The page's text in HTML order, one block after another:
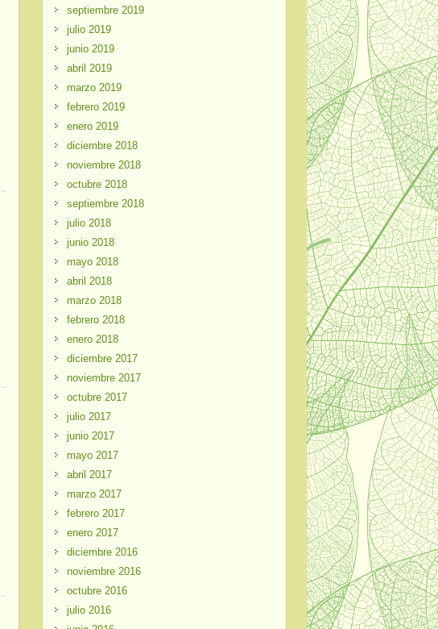
septiembre 2019
julio 2019
junio 2019
abril 2019
marzo 2019
febrero 2019
enero 2019
diciembre 2018
noviembre 2018
octubre 2018
septiembre 2018
julio 2018
junio 2018
mayo 2018
abril 2018
marzo 2018
febrero 2018
enero 2018
diciembre 2017
noviembre 2017
octubre 2017
julio 2017
junio 2017
mayo 2017
abril 2017
marzo 2017
febrero 2017
enero 2017
diciembre 2016
noviembre 2016
octubre 2016
julio 2016